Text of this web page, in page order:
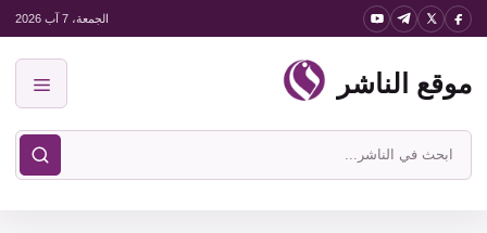
انتقل
المحتوى
الجمعة، 7 آب 2026
موقع الناشر
ابحث
في